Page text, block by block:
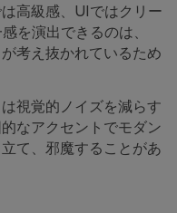
高級感、UIではクリー
を演出できるのは、
考え抜かれているため
視覚的ノイズを減らす
なアクセントでモダン
て、邪魔することがあ